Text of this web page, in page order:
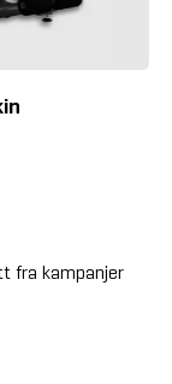
fra kampanjer